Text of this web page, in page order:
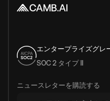
エンタープライズグレ
SOC 2 タイプ II
ニュースレターを購読する